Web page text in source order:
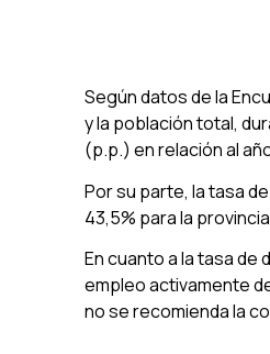
Según datos de la
y la población total,
(p.p.) en relación al
Por su parte, la tasa
43,5% para la
En cuanto a la tasa
empleo activamente
no se recomienda la